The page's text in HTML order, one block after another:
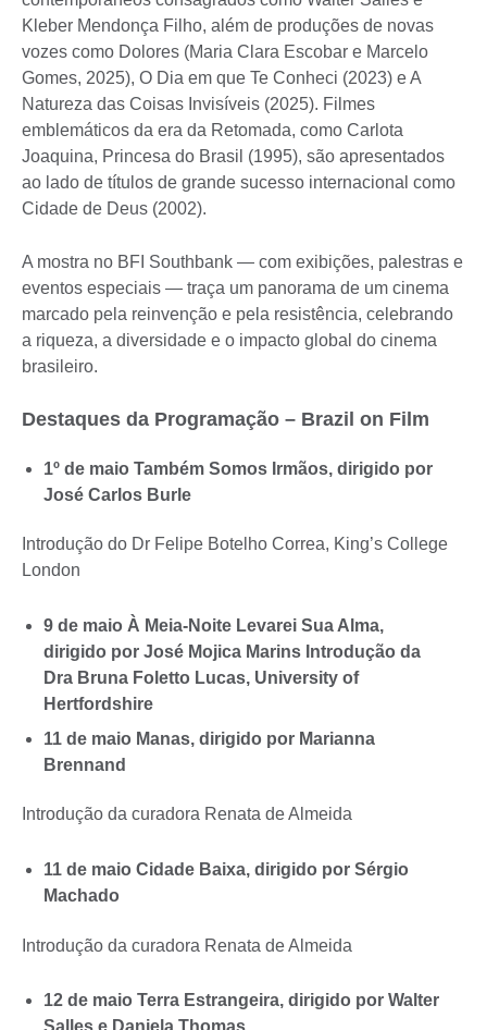
Kleber Mendonça Filho, além de produções de novas
vozes como Dolores (Maria Clara Escobar e Marcelo
Gomes, 2025), O Dia em que Te Conheci (2023) e A
Natureza das Coisas Invisíveis (2025). Filmes
emblemáticos da era da Retomada, como Carlota
Joaquina, Princesa do Brasil (1995), são apresentados
ao lado de títulos de grande sucesso internacional como
Cidade de Deus (2002).
A mostra no BFI Southbank — com exibições, palestras e
eventos especiais — traça um panorama de um cinema
marcado pela reinvenção e pela resistência, celebrando
a riqueza, a diversidade e o impacto global do cinema
brasileiro.
Destaques da Programação – Brazil on Film
1º de maio Também Somos Irmãos, dirigido por
José Carlos Burle
Introdução do Dr Felipe Botelho Correa, King’s College
London
9 de maio À Meia-Noite Levarei Sua Alma,
dirigido por José Mojica Marins Introdução da
Dra Bruna Foletto Lucas, University of
Hertfordshire
11 de maio Manas, dirigido por Marianna
Brennand
Introdução da curadora Renata de Almeida
11 de maio Cidade Baixa, dirigido por Sérgio
Machado
Introdução da curadora Renata de Almeida
12 de maio Terra Estrangeira, dirigido por Walter